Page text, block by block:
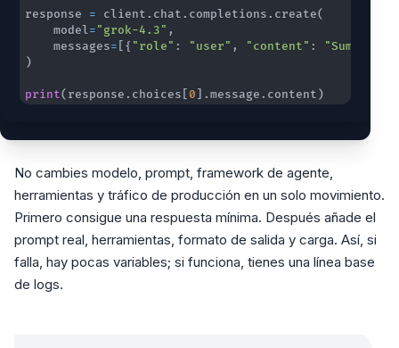
response = client. chat. completions. create(
    model
="grok-4.3" ,
    messages
= { "role" : "user" , "content" :
)
print( response. choices 0 .message. content)
No cambies modelo, prompt, framework de agente,
herramientas y tráfico de producción en un solo movimiento.
Primero consigue una respuesta mínima. Después añade el
prompt real, herramientas, formato de salida y carga. Así, si
falla, hay pocas variables; si funciona, tienes una línea base
de logs.